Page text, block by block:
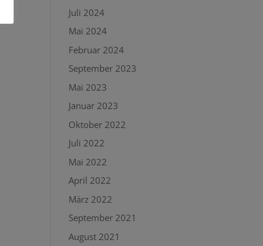
Juli 2024
Mai 2024
Februar 2024
September 2023
Mai 2023
Januar 2023
Oktober 2022
Juli 2022
Mai 2022
April 2022
März 2022
September 2021
August 2021